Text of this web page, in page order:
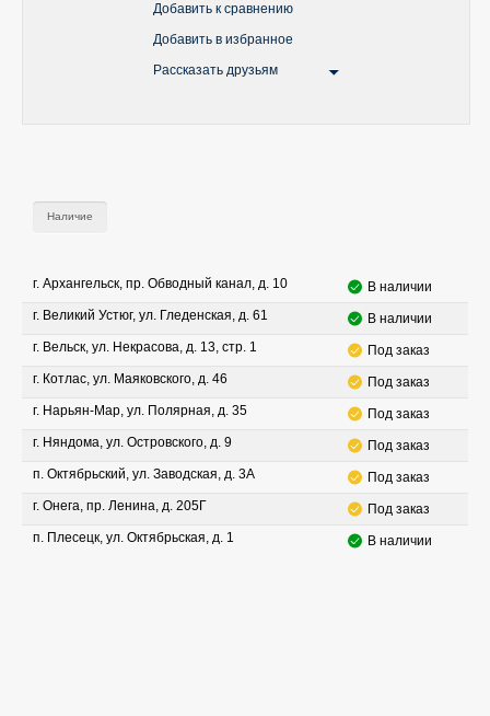
Добавить к сравнению
Добавить в избранное
Рассказать друзьям
Наличие
г. Архангельск, пр. Обводный канал, д. 10
В наличии
г. Великий Устюг, ул. Гледенская, д. 61
В наличии
г. Вельск, ул. Некрасова, д. 13, стр. 1
Под заказ
г. Котлас, ул. Маяковского, д. 46
Под заказ
г. Нарьян-Мар, ул. Полярная, д. 35
Под заказ
г. Няндома, ул. Островского, д. 9
Под заказ
п. Октябрьский, ул. Заводская, д. 3А
Под заказ
г. Онега, пр. Ленина, д. 205Г
Под заказ
п. Плесецк, ул. Октябрьская, д. 1
В наличии